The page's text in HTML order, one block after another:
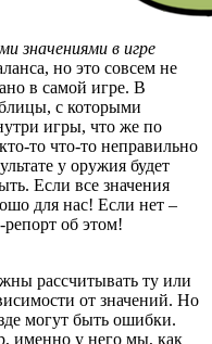
значениями в игре
но это совсем не
в самой игре. В
с которыми
игры, что же по
то что-то неправильно
у оружия будет
Если все значения
для нас! Если нет –
репорт об этом!
рассчитывать ту или
от значений. Но
могут быть ошибки.
именно у него мы, как